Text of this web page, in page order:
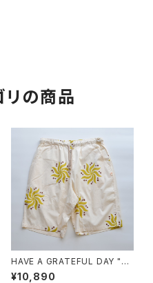
リの商品
HAVE A GRATEFUL DAY "B
OARD SHORTS"
¥10,890